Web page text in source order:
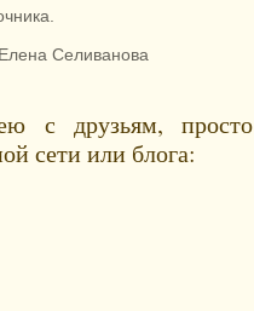
Селиванова
с друзьям, просто
сети или блога: